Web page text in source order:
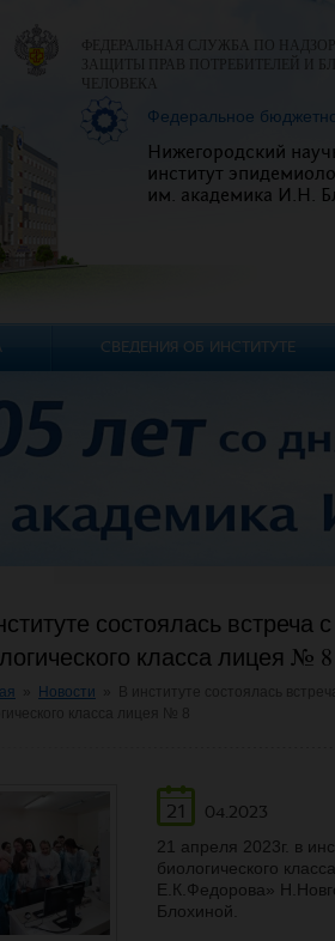
состоялась
класса лицея № 8
Новости
21
04.2023
21 апреля 2023г. в
биологического
Е.К.Федорова»
Блохиной.
ФЕДЕРАЛЬНАЯ СЛУЖБА ПО
ЗАЩИТЫ ПРАВ ПОТРЕБИТЕЛЕЙ И
ЧЕЛОВЕКА
Федеральное
Нижегородский
институт
им. академика И.Н.
СВЕДЕНИЯ ОБ ИНСТИТУТЕ